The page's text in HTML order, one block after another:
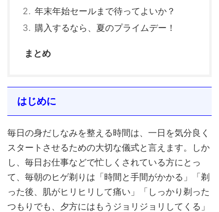
年末年始セールまで待ってよいか？
購入するなら、夏のプライムデー！
まとめ
はじめに
毎日の身だしなみを整える時間は、一日を気分良く
スタートさせるための大切な儀式と言えます。しか
し、毎日お仕事などで忙しくされている方にとっ
て、毎朝のヒゲ剃りは「時間と手間がかかる」「剃
った後、肌がヒリヒリして痛い」「しっかり剃った
つもりでも、夕方にはもうジョリジョリしてくる」